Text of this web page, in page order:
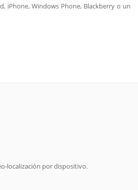
iPhone, Windows Phone, Blackberry o un
localización por dispositivo.